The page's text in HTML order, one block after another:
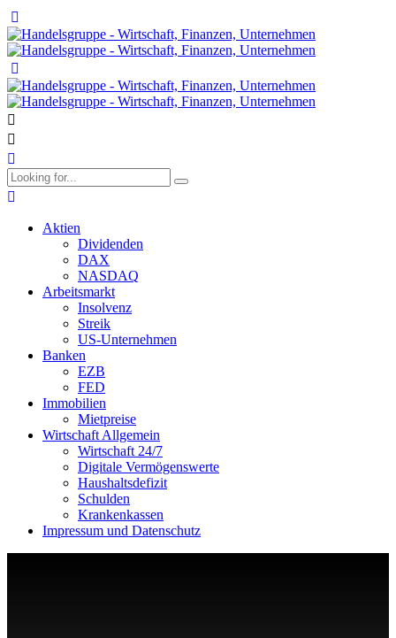
Aktien
Dividenden
DAX
NASDAQ
Arbeitsmarkt
Insolvenz
Streik
US-Unternehmen
Banken
EZB
FED
Immobilien
Mietpreise
Wirtschaft Allgemein
Wirtschaft 24/7
Digitale Vermögenswerte
Haushaltsdefizit
Schulden
Krankenkassen
Impressum und Datenschutz